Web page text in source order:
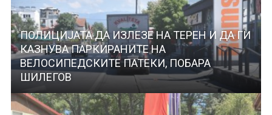
ПОЛИЦИЈАТА ДА ИЗЛЕЗЕ НА ТЕРЕН И ДА ГИ
КАЗНУВА ПАРКИРАНИТЕ НА
ВЕЛОСИПЕДСКИТЕ ПАТЕКИ, ПОБАРА
ШИЛЕГОВ